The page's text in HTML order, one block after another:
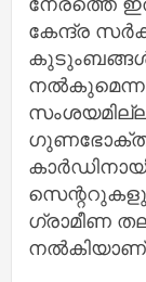
കേന്ദ്ര
നല്‍കുമെന്ന
ഗ്രാമീണ
നല്‍കിയാണ്